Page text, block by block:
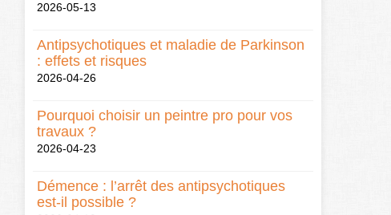
2026-05-13
Antipsychotiques et maladie de Parkinson
: effets et risques
2026-04-26
Pourquoi choisir un peintre pro pour vos
travaux ?
2026-04-23
Démence : l’arrêt des antipsychotiques
est-il possible ?